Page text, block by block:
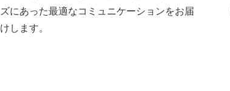
ズにあった最適なコミュニケーションをお届
けします。